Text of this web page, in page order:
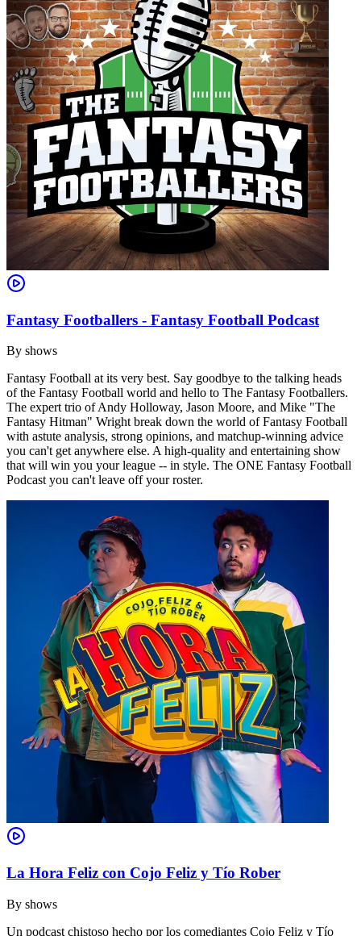
Fantasy Footballers - Fantasy Football Podcast
By shows
Fantasy Football at its very best. Say goodbye to the talking heads
of the Fantasy Football world and hello to The Fantasy Footballers.
The expert trio of Andy Holloway, Jason Moore, and Mike "The
Fantasy Hitman" Wright break down the world of Fantasy Football
with astute analysis, strong opinions, and matchup-winning advice
you can't get anywhere else. A high-quality and entertaining show
that will win you your league -- in style. The ONE Fantasy Football
Podcast you can't leave off your roster.
La Hora Feliz con Cojo Feliz y Tío Rober
By shows
Un podcast chistoso hecho por los comediantes Cojo Feliz y Tío